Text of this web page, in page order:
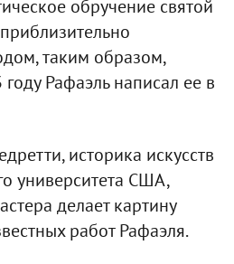
обручение святой
таким образом,
Рафаэль написал ее в
историка искусств
университета США,
делает картину
работ Рафаэля.